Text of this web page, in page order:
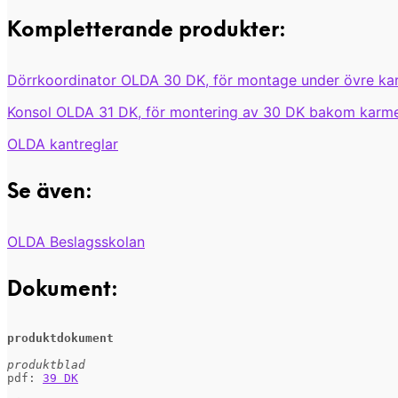
Kompletterande produkter:
Dörrkoordinator OLDA 30 DK, för montage under övre
Konsol OLDA 31 DK, för montering av 30 DK bakom
OLDA kantreglar
Se även:
OLDA Beslagsskolan
Dokument:
produktdokument
produktblad
pdf: 39 DK